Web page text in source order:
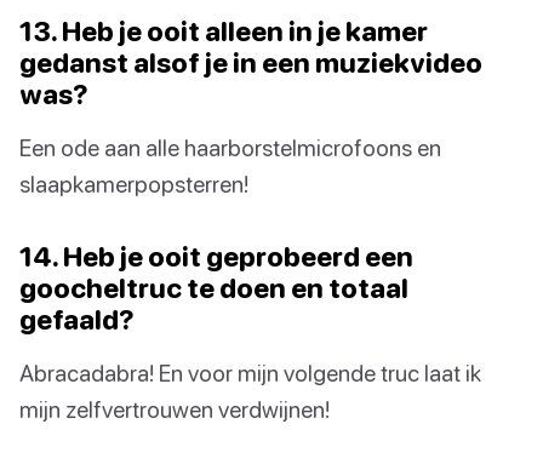
13. Heb je ooit alleen in je kamer
gedanst alsof je in een muziekvideo
was?
Een ode aan alle haarborstelmicrofoons en
slaapkamerpopsterren!
14. Heb je ooit geprobeerd een
goocheltruc te doen en totaal
gefaald?
Abracadabra! En voor mijn volgende truc laat ik
mijn zelfvertrouwen verdwijnen!